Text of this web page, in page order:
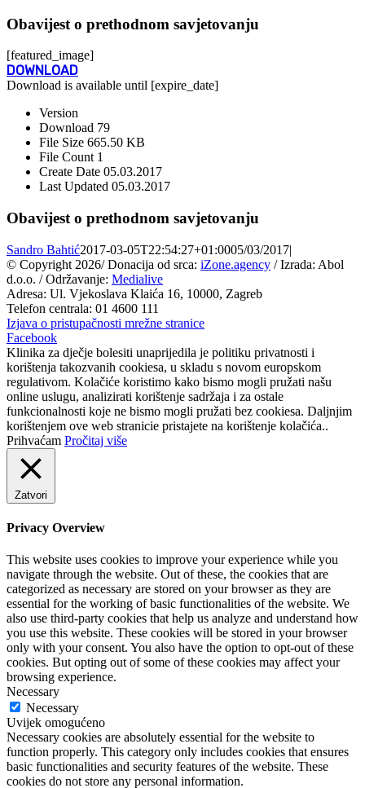
Obavijest o prethodnom savjetovanju
[featured_image]
DOWNLOAD
Download is available until [expire_date]
Version
Download 79
File Size 665.50 KB
File Count 1
Create Date 05.03.2017
Last Updated 05.03.2017
Obavijest o prethodnom savjetovanju
Sandro Bahtić2017-03-05T22:54:27+01:0005/03/2017|
© Copyright 2026/ Donacija od srca: iZone.agency / Izrada: Abol
d.o.o. / Održavanje: Medialive
Adresa: Ul. Vjekoslava Klaića 16, 10000, Zagreb
Telefon centrala: 01 4600 111
Izjava o pristupačnosti mrežne stranice
Facebook
Klinika za dječje bolesiti unaprijedila je politiku privatnosti i
korištenja takozvanih cookiesa, u skladu s novom europskom
regulativom. Kolačiće koristimo kako bismo mogli pružati našu
online uslugu, analizirati korištenje sadržaja i za ostale
funkcionalnosti koje ne bismo mogli pružati bez cookiesa. Daljnjim
korištenjem ove web stranicie pristajete na korištenje kolačića..
Prihvaćam Pročitaj više
Zatvori
Privacy Overview
This website uses cookies to improve your experience while you
navigate through the website. Out of these, the cookies that are
categorized as necessary are stored on your browser as they are
essential for the working of basic functionalities of the website. We
also use third-party cookies that help us analyze and understand how
you use this website. These cookies will be stored in your browser
only with your consent. You also have the option to opt-out of these
cookies. But opting out of some of these cookies may affect your
browsing experience.
Necessary
Necessary
Uvijek omogućeno
Necessary cookies are absolutely essential for the website to
function properly. This category only includes cookies that ensures
basic functionalities and security features of the website. These
cookies do not store any personal information.